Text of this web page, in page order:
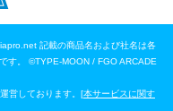
記載の商品名および社名は各
す。
©TYPE-MOON / FGO ARCADE
営しております。[本サービスに関す